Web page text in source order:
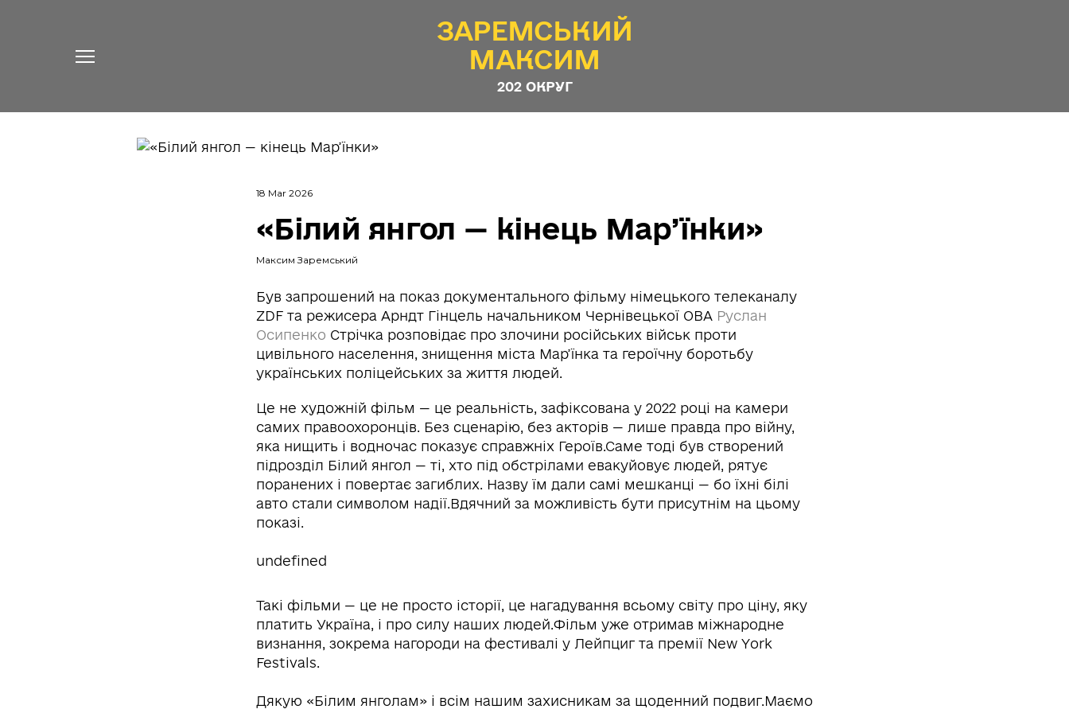
ЗАРЕМСЬКИЙ
МАКСИМ
202 ОКРУГ
18 Mar 2026
«Білий янгол — кінець Мар’їнки»
Максим Заремський
Був запрошений на показ документального фільму німецького телеканалу
ZDF та режисера Арндт Гінцель начальником Чернівецької ОВА Руслан
Осипенко Стрічка розповідає про злочини російських військ проти
цивільного населення, знищення міста Мар’їнка та героїчну боротьбу
українських поліцейських за життя людей.
Це не художній фільм — це реальність, зафіксована у 2022 році на камери
самих правоохоронців. Без сценарію, без акторів — лише правда про війну,
яка нищить і водночас показує справжніх Героїв.Саме тоді був створений
підрозділ Білий янгол — ті, хто під обстрілами евакуйовує людей, рятує
поранених і повертає загиблих. Назву їм дали самі мешканці — бо їхні білі
авто стали символом надії.Вдячний за можливість бути присутнім на цьому
показі.
undefined
Такі фільми — це не просто історії, це нагадування всьому світу про ціну, яку
платить Україна, і про силу наших людей.Фільм уже отримав міжнародне
визнання, зокрема нагороди на фестивалі у Лейпциг та премії New York
Festivals.
Дякую «Білим янголам» і всім нашим захисникам за щоденний подвиг.Маємо